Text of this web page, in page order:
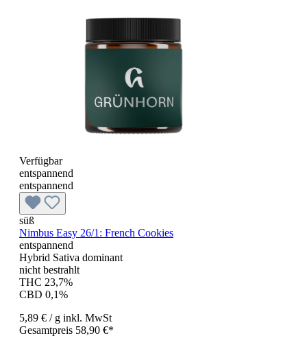
Verfügbar
entspannend
entspannend
süß
Nimbus Easy 26/1: French Cookies
entspannend
Hybrid Sativa dominant
nicht bestrahlt
THC 23,7%
CBD 0,1%
5,89 € / g inkl. MwSt
Gesamtpreis 58,90 €*